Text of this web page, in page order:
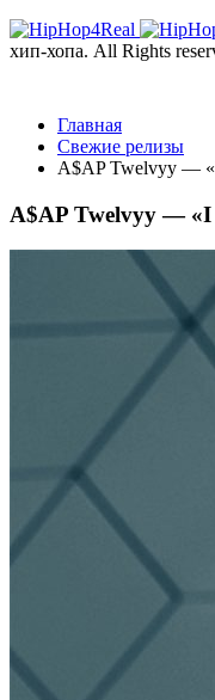
Главная
Свежие релизы
A$AP Twelvyy —
A$AP Twelvyy — «I
хип-хопа. All Rights